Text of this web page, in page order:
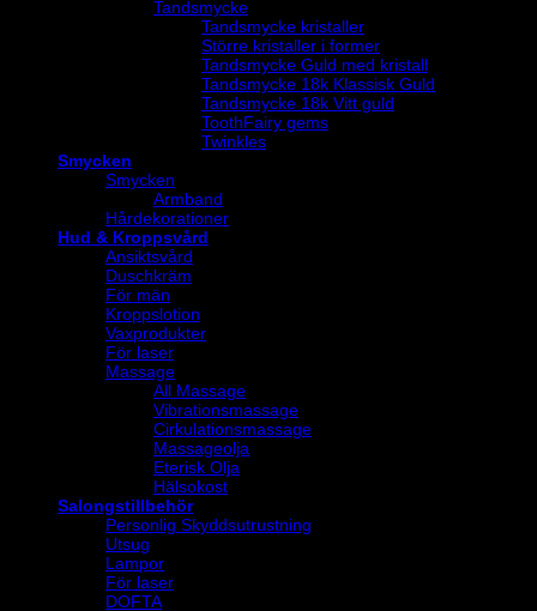
Tandsmycke
Tandsmycke kristaller
Större kristaller i former
Tandsmycke Guld med kristall
Tandsmycke 18k Klassisk Guld
Tandsmycke 18k Vitt guld
ToothFairy gems
Twinkles
Smycken
Smycken
Armband
Hårdekorationer
Hud & Kroppsvård
Ansiktsvård
Duschkräm
För män
Kroppslotion
Vaxprodukter
För laser
Massage
All Massage
Vibrationsmassage
Cirkulationsmassage
Massageolja
Eterisk Olja
Hälsokost
Salongstillbehör
Personlig Skyddsutrustning
Utsug
Lampor
För laser
DOFTA